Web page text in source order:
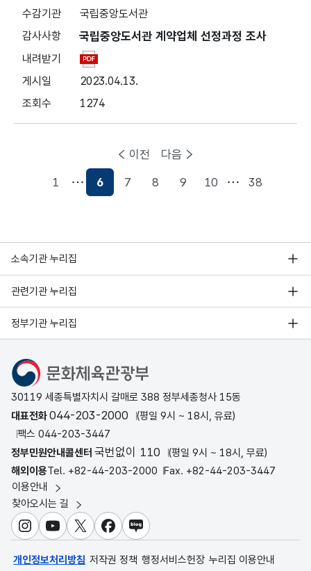
국립중앙도서관
국립중앙도서관 계약업체 선정과정 조사
2023.04.13.
1274
이전
1
현재페이지
6 7 8 9 10 38
다음
소속기관 누리집
관련기관 누리집
정부기관 누리집
문화체육관광부
30119 세종특별자치시 갈매로 388 정부세종청사 15동
대표전화044-203-2000
(평일 9시 ~ 18시, 유료)
팩스 044-203-3447
정부민원안내콜센터 국번없이 110
(평일 9시 ~ 18시, 무료)
해외이용Tel. +82-44-203-2000 Fax. +82-44-203-3447
이용안내
찾아오시는 길
인스타그램
유튜브X 페이스북
블로그
개인정보처리방침 저작권 정책 행정서비스헌장 누리집 이용안내